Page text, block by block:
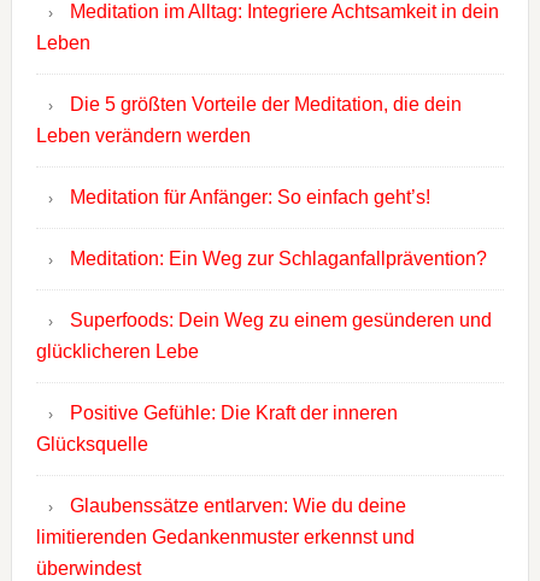
Meditation im Alltag: Integriere Achtsamkeit in dein
Leben
Die 5 größten Vorteile der Meditation, die dein
Leben verändern werden
Meditation für Anfänger: So einfach geht’s!
Meditation: Ein Weg zur Schlaganfallprävention?
Superfoods: Dein Weg zu einem gesünderen und
glücklicheren Lebe
Positive Gefühle: Die Kraft der inneren
Glücksquelle
Glaubenssätze entlarven: Wie du deine
limitierenden Gedankenmuster erkennst und
überwindest